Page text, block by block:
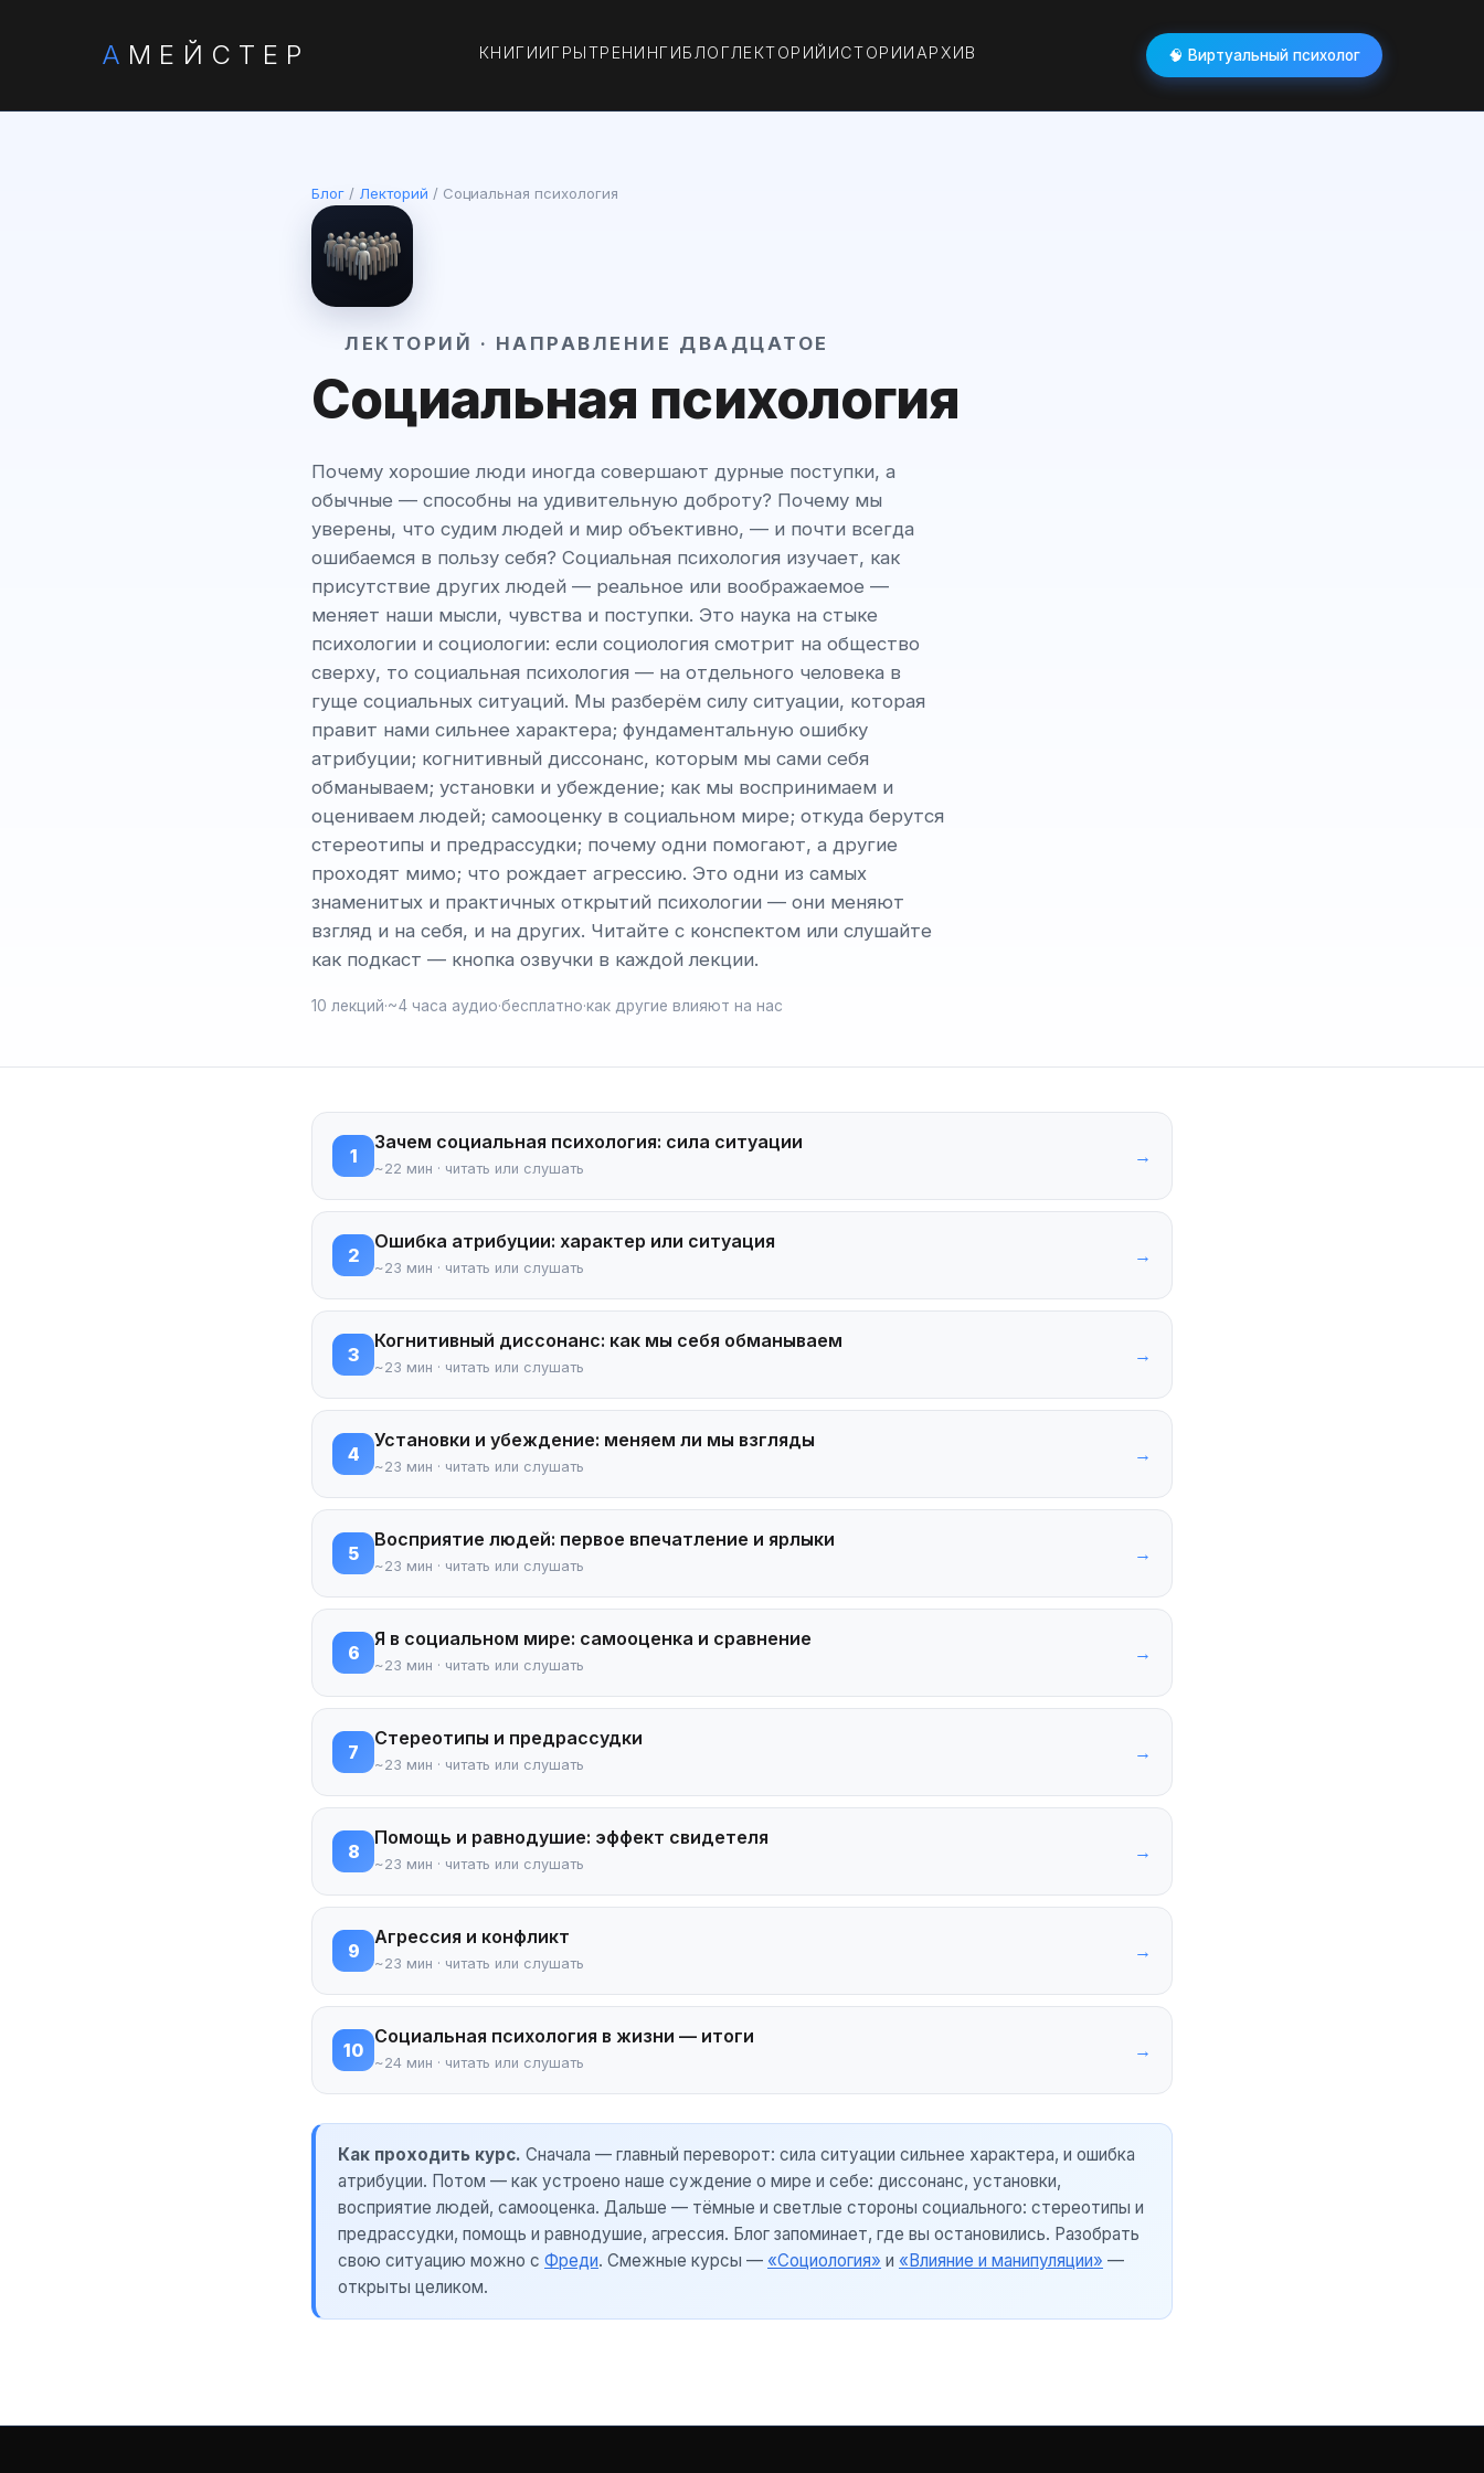
А МЕЙСТЕР КНИГИИГРЫТРЕНИНГИБЛОГЛЕКТОРИЙ ИСТОРИИ АРХИВ 🧠 Виртуальный психолог
Блог / Лекторий / Социальная психология
🎓 ЛЕКТОРИЙ · НАПРАВЛЕНИЕ ДВАДЦАТОЕ
Социальная психология
Почему хорошие люди иногда совершают дурные поступки, а
обычные — способны на удивительную доброту? Почему мы
уверены, что судим людей и мир объективно, — и почти всегда
ошибаемся в пользу себя? Социальная психология изучает, как
присутствие других людей — реальное или воображаемое —
меняет наши мысли, чувства и поступки. Это наука на стыке
психологии и социологии: если социология смотрит на общество
сверху, то социальная психология — на отдельного человека в
гуще социальных ситуаций. Мы разберём силу ситуации, которая
правит нами сильнее характера; фундаментальную ошибку
атрибуции; когнитивный диссонанс, которым мы сами себя
обманываем; установки и убеждение; как мы воспринимаем и
оцениваем людей; самооценку в социальном мире; откуда берутся
стереотипы и предрассудки; почему одни помогают, а другие
проходят мимо; что рождает агрессию. Это одни из самых
знаменитых и практичных открытий психологии — они меняют
взгляд и на себя, и на других. Читайте с конспектом или слушайте
как подкаст — кнопка озвучки в каждой лекции.
10 лекций·~4 часа аудио·бесплатно·как другие влияют на нас
1
Зачем социальная психология: сила ситуации
~22 мин · читать или слушать 🎧
→
2
Ошибка атрибуции: характер или ситуация
~23 мин · читать или слушать 🎧
→
3
Когнитивный диссонанс: как мы себя обманываем
~23 мин · читать или слушать 🎧
→
4
Установки и убеждение: меняем ли мы взгляды
~23 мин · читать или слушать 🎧
→
5
Восприятие людей: первое впечатление и ярлыки
~23 мин · читать или слушать 🎧
→
6
Я в социальном мире: самооценка и сравнение
~23 мин · читать или слушать 🎧
→
7
Стереотипы и предрассудки
~23 мин · читать или слушать 🎧
→
8
Помощь и равнодушие: эффект свидетеля
~23 мин · читать или слушать 🎧
→
9
Агрессия и конфликт
~23 мин · читать или слушать 🎧
→
10
Социальная психология в жизни — итоги
~24 мин · читать или слушать 🎧
→
Как проходить курс. Сначала — главный переворот: сила ситуации сильнее характера, и ошибка
атрибуции. Потом — как устроено наше суждение о мире и себе: диссонанс, установки,
восприятие людей, самооценка. Дальше — тёмные и светлые стороны социального: стереотипы и
предрассудки, помощь и равнодушие, агрессия. Блог запоминает, где вы остановились. Разобрать
свою ситуацию можно с Фреди. Смежные курсы — «Социология» и «Влияние и манипуляции» —
открыты целиком.